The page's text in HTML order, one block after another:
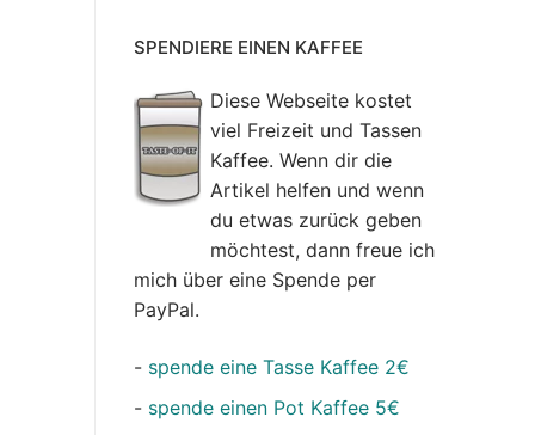
SPENDIERE EINEN KAFFEE
Diese Webseite kostet
viel Freizeit und Tassen
Kaffee. Wenn dir die
Artikel helfen und wenn
du etwas zurück geben
möchtest, dann freue ich
mich über eine Spende per
PayPal.
- spende eine Tasse Kaffee 2€
- spende einen Pot Kaffee 5€